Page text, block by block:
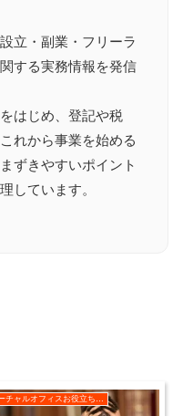
立・副業・フリーラ
する実務情報を発信
はじめ、登記や税
れから事業を始める
ずきやすいポイント
しています。